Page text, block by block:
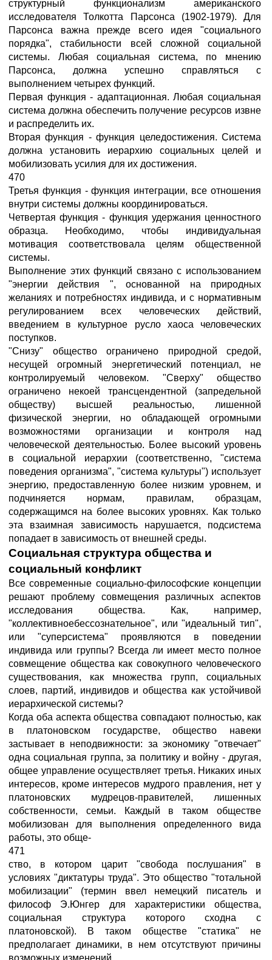
структурный функционализм американского
исследователя Толкотта Парсонса (1902-1979). Для
Парсонса важна прежде всего идея "социального
порядка", стабильности всей сложной социальной
системы. Любая социальная система, по мнению
Парсонса, должна успешно справляться с
выполнением четырех функций.
Первая функция - адаптационная. Любая социальная
система должна обеспечить получение ресурсов извне
и распределить их.
Вторая функция - функция целедостижения. Система
должна установить иерархию социальных целей и
мобилизовать усилия для их достижения.
470
Третья функция - функция интеграции, все отношения
внутри системы должны координироваться.
Четвертая функция - функция удержания ценностного
образца. Необходимо, чтобы индивидуальная
мотивация соответствовала целям общественной
системы.
Выполнение этих функций связано с использованием
"энергии действия ", основанной на природных
желаниях и потребностях индивида, и с нормативным
регулированием всех человеческих действий,
введением в культурное русло хаоса человеческих
поступков.
"Снизу" общество ограничено природной средой,
несущей огромный энергетический потенциал, не
контролируемый человеком. "Сверху" общество
ограничено некоей трансцендентной (запредельной
обществу) высшей реальностью, лишенной
физической энергии, но обладающей огромными
возможностями организации и контроля над
человеческой деятельностью. Более высокий уровень
в социальной иерархии (соответственно, "система
поведения организма", "система культуры") использует
энергию, предоставленную более низким уровнем, и
подчиняется нормам, правилам, образцам,
содержащимся на более высоких уровнях. Как только
эта взаимная зависимость нарушается, подсистема
попадает в зависимость от внешней среды.
Социальная структура общества и
социальный конфликт
Все современные социально-философские концепции
решают проблему совмещения различных аспектов
исследования общества. Как, например,
"коллективноебессознательное", или "идеальный тип",
или "суперсистема" проявляются в поведении
индивида или группы? Всегда ли имеет место полное
совмещение общества как совокупного человеческого
существования, как множества групп, социальных
слоев, партий, индивидов и общества как устойчивой
иерархической системы?
Когда оба аспекта общества совпадают полностью, как
в платоновском государстве, общество навеки
застывает в неподвижности: за экономику "отвечает"
одна социальная группа, за политику и войну - другая,
общее управление осуществляет третья. Никаких иных
интересов, кроме интересов мудрого правления, нет у
платоновских мудрецов-правителей, лишенных
собственности, семьи. Каждый в таком обществе
мобилизован для выполнения определенного вида
работы, это обще-
471
ство, в котором царит "свобода послушания" в
условиях "диктатуры труда". Это общество "тотальной
мобилизации" (термин ввел немецкий писатель и
философ Э.Юнгер для характеристики общества,
социальная структура которого сходна с
платоновской). В таком обществе "статика" не
предполагает динамики, в нем отсутствуют причины
возможных изменений.